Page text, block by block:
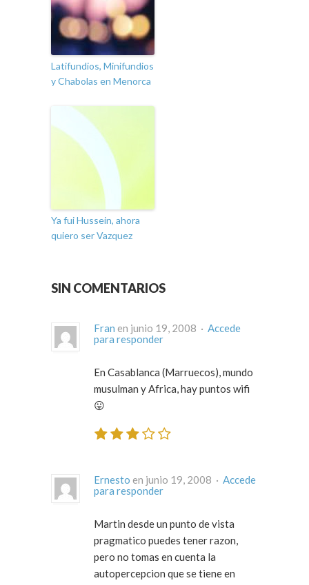
Latifundios, Minifundios
y Chabolas en Menorca
Ya fui Hussein, ahora
quiero ser Vazquez
SIN COMENTARIOS
Fran en junio 19, 2008 · Accede
para responder
En Casablanca (Marruecos), mundo
musulman y Africa, hay puntos wifi
😛
Ernesto en junio 19, 2008 · Accede
para responder
Martin desde un punto de vista
pragmatico puedes tener razon,
pero no tomas en cuenta la
autopercepcion que se tiene en